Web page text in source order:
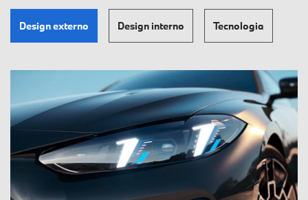
Design externo Design interno Tecnologia